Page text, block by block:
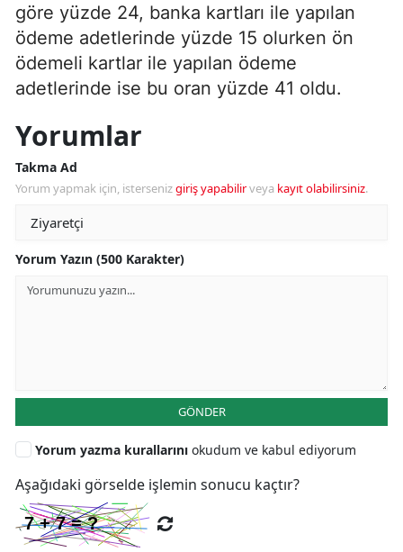
göre yüzde 24, banka kartları ile yapılan
ödeme adetlerinde yüzde 15 olurken ön
ödemeli kartlar ile yapılan ödeme
adetlerinde ise bu oran yüzde 41 oldu.
Yorumlar
Takma Ad
Yorum yapmak için, istersenizgiriş yapabilirveya kayıt olabilirsiniz.
Yorum Yazın (500 Karakter)
GÖNDER
Yorum yazma kurallarını okudum ve kabul ediyorum
Aşağıdaki görselde işlemin sonucu kaçtır?